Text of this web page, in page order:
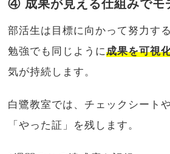
④ 成果が見える仕組みでモ
部活生は目標に向かって努力す
勉強でも同じように成果を可視
気が持続します。
白鷺教室では、チェックシート
「やった証」を残します。